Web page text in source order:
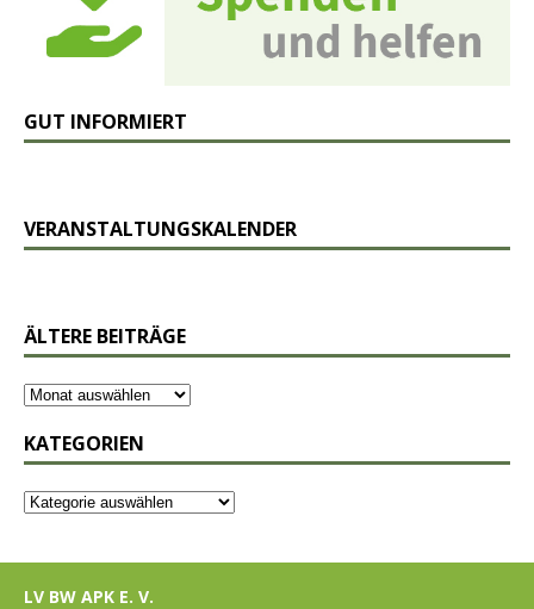
GUT INFORMIERT
VERANSTALTUNGSKALENDER
ÄLTERE BEITRÄGE
KATEGORIEN
LV BW APK E. V.